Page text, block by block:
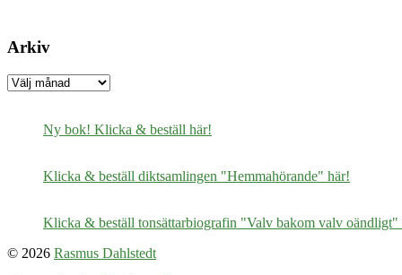
Arkiv
Arkiv
Ny bok! Klicka & beställ här!
Klicka & beställ diktsamlingen "Hemmahörande" här!
Klicka & beställ tonsättarbiografin "Valv bakom valv oändligt"
© 2026 Rasmus Dahlstedt